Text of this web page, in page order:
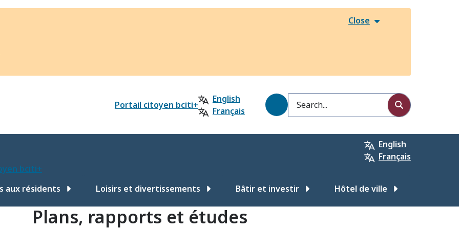
Close
Portail citoyen bciti+
English
Français
Search
English
Français
bciti+
aux résidents Loisirs et divertissements Bâtir et investir Hôtel de ville
Plans, rapports et études